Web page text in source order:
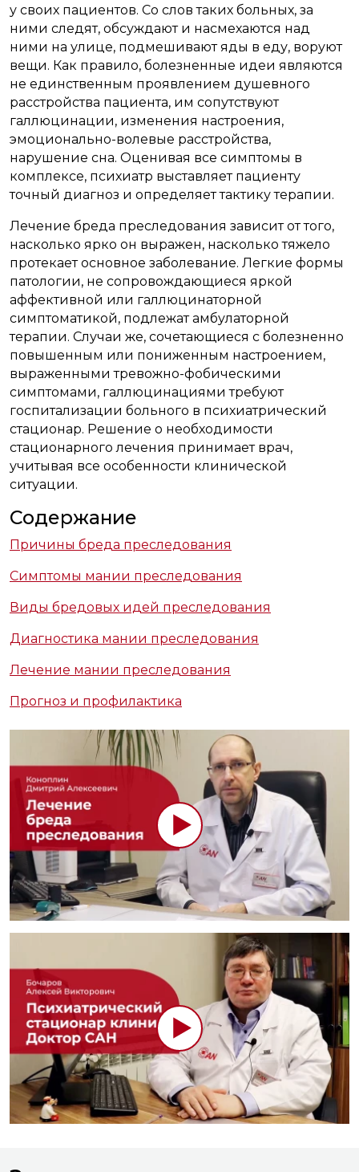
у своих пациентов. Со слов таких больных, за
ними следят, обсуждают и насмехаются над
ними на улице, подмешивают яды в еду, воруют
вещи. Как правило, болезненные идеи являются
не единственным проявлением душевного
расстройства пациента, им сопутствуют
галлюцинации, изменения настроения,
эмоционально-волевые расстройства,
нарушение сна. Оценивая все симптомы в
комплексе, психиатр выставляет пациенту
точный диагноз и определяет тактику терапии.
Лечение бреда преследования зависит от того,
насколько ярко он выражен, насколько тяжело
протекает основное заболевание. Легкие формы
патологии, не сопровождающиеся яркой
аффективной или галлюцинаторной
симптоматикой, подлежат амбулаторной
терапии. Случаи же, сочетающиеся с болезненно
повышенным или пониженным настроением,
выраженными тревожно-фобическими
симптомами, галлюцинациями требуют
госпитализации больного в психиатрический
стационар. Решение о необходимости
стационарного лечения принимает врач,
учитывая все особенности клинической
ситуации.
Содержание
Причины бреда преследования
Симптомы мании преследования
Виды бредовых идей преследования
Диагностика мании преследования
Лечение мании преследования
Прогноз и профилактика